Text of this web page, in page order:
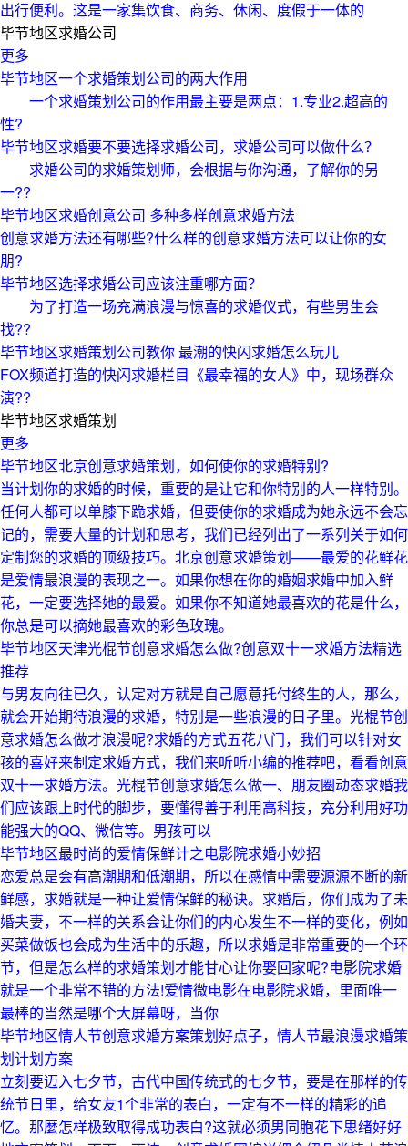
出行便利。这是一家集饮食、商务、休闲、度假于一体的
毕节地区求婚公司
更多
毕节地区一个求婚策划公司的两大作用
一个求婚策划公司的作用最主要是两点：1.专业2.超高的
性?
毕节地区求婚要不要选择求婚公司，求婚公司可以做什么？
求婚公司的求婚策划师，会根据与你沟通，了解你的另
一??
毕节地区求婚创意公司 多种多样创意求婚方法
创意求婚方法还有哪些?什么样的创意求婚方法可以让你的女
朋?
毕节地区选择求婚公司应该注重哪方面？
为了打造一场充满浪漫与惊喜的求婚仪式，有些男生会
找??
毕节地区求婚策划公司教你 最潮的快闪求婚怎么玩儿
FOX频道打造的快闪求婚栏目《最幸福的女人》中，现场群众
演??
毕节地区求婚策划
更多
毕节地区北京创意求婚策划，如何使你的求婚特别?
当计划你的求婚的时候，重要的是让它和你特别的人一样特别。
任何人都可以单膝下跪求婚，但要使你的求婚成为她永远不会忘
记的，需要大量的计划和思考，我们已经列出了一系列关于如何
定制您的求婚的顶级技巧。北京创意求婚策划——最爱的花鲜花
是爱情最浪漫的表现之一。如果你想在你的婚姻求婚中加入鲜
花，一定要选择她的最爱。如果你不知道她最喜欢的花是什么，
你总是可以摘她最喜欢的彩色玫瑰。
毕节地区天津光棍节创意求婚怎么做?创意双十一求婚方法精选
推荐
与男友向往已久，认定对方就是自己愿意托付终生的人，那么，
就会开始期待浪漫的求婚，特别是一些浪漫的日子里。光棍节创
意求婚怎么做才浪漫呢?求婚的方式五花八门，我们可以针对女
孩的喜好来制定求婚方式，我们来听听小编的推荐吧，看看创意
双十一求婚方法。光棍节创意求婚怎么做一、朋友圈动态求婚我
们应该跟上时代的脚步，要懂得善于利用高科技，充分利用好功
能强大的QQ、微信等。男孩可以
毕节地区最时尚的爱情保鲜计之电影院求婚小妙招
恋爱总是会有高潮期和低潮期，所以在感情中需要源源不断的新
鲜感，求婚就是一种让爱情保鲜的秘诀。求婚后，你们成为了未
婚夫妻，不一样的关系会让你们的内心发生不一样的变化，例如
买菜做饭也会成为生活中的乐趣，所以求婚是非常重要的一个环
节，但是怎么样的求婚策划才能甘心让你娶回家呢?电影院求婚
就是一个非常不错的方法!爱情微电影在电影院求婚，里面唯一
最棒的当然是哪个大屏幕呀，当你
毕节地区情人节创意求婚方案策划好点子，情人节最浪漫求婚策
划计划方案
立刻要迈入七夕节，古代中国传统式的七夕节，要是在那样的传
统节日里，给女友1个非常的表白，一定有不一样的精彩的追
忆。那麼怎样极致取得成功表白?这就必须男同胞花下思绪好好